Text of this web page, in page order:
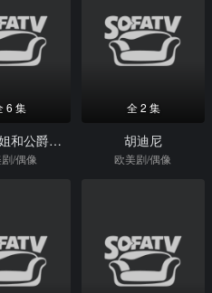
6 集
斯嘉丽小姐和公爵第五季
/偶像
全 2 集
胡迪尼
欧美剧/偶像